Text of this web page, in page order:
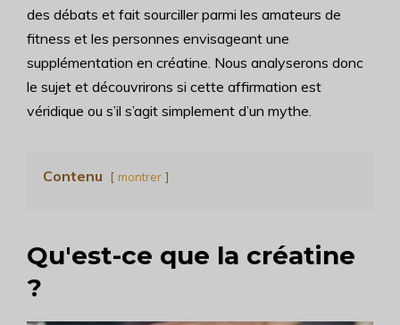
des débats et fait sourciller parmi les amateurs de
fitness et les personnes envisageant une
supplémentation en créatine. Nous analyserons donc
le sujet et découvrirons si cette affirmation est
véridique ou s’il s’agit simplement d’un mythe.
Contenu montrer
Qu'est-ce que la créatine
?